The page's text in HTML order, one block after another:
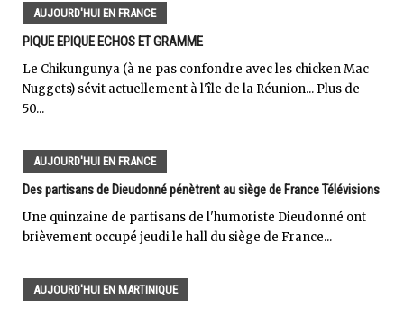
AUJOURD'HUI EN FRANCE
PIQUE EPIQUE ECHOS ET GRAMME
Le Chikungunya (à ne pas confondre avec les chicken Mac
Nuggets) sévit actuellement à l'île de la Réunion... Plus de
50...
AUJOURD'HUI EN FRANCE
Des partisans de Dieudonné pénètrent au siège de France Télévisions
Une quinzaine de partisans de l'humoriste Dieudonné ont
brièvement occupé jeudi le hall du siège de France...
AUJOURD'HUI EN MARTINIQUE